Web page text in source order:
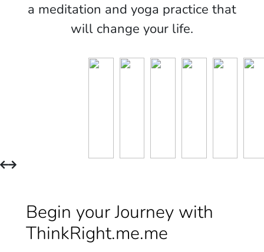
a meditation and yoga practice that
will change your life.
Begin your Journey with
ThinkRight.me.me